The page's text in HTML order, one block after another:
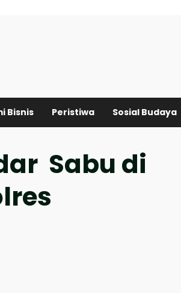
Bisnis Peristiwa Sosial Budaya
Sabu di